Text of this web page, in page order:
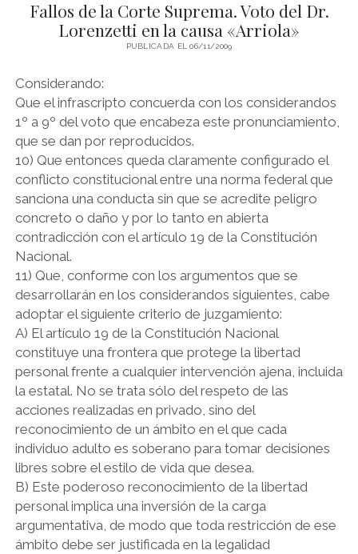
EN
CAUSA
PLATA
Y
OTROS
S/
CONCURSO
Fallos de la Corte Suprema. Voto del Dr.
Lorenzetti en la causa «Arriola»
PUBLICADA EL 06/11/2009
Considerando:
Que el infrascripto concuerda con los considerandos
1º a 9º del voto que encabeza este pronunciamiento,
que se dan por reproducidos.
10) Que entonces queda claramente configurado el
conflicto constitucional entre una norma federal que
sanciona una conducta sin que se acredite peligro
concreto o daño y por lo tanto en abierta
contradicción con el artículo 19 de la Constitución
Nacional.
11) Que, conforme con los argumentos que se
desarrollarán en los considerandos siguientes, cabe
adoptar el siguiente criterio de juzgamiento:
A) El artículo 19 de la Constitución Nacional
constituye una frontera que protege la libertad
personal frente a cualquier intervención ajena, incluida
la estatal. No se trata sólo del respeto de las
acciones realizadas en privado, sino del
reconocimiento de un ámbito en el que cada
individuo adulto es soberano para tomar decisiones
libres sobre el estilo de vida que desea.
B) Este poderoso reconocimiento de la libertad
personal implica una inversión de la carga
argumentativa, de modo que toda restricción de ese
ámbito debe ser justificada en la legalidad